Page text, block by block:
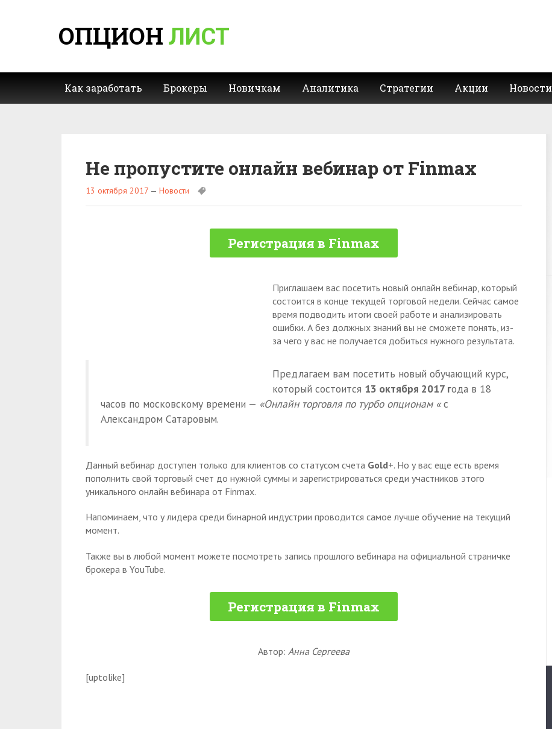
ОПЦИОН ЛИСТ
Как заработать Брокеры Новичкам Аналитика Стратегии Акции Новости
Не пропустите онлайн вебинар от Finmax
13 октября 2017 — Новости
Регистрация в Finmax
Приглашаем вас посетить новый онлайн вебинар, который
состоится в конце текущей торговой недели. Сейчас самое
время подводить итоги своей работе и анализировать
ошибки. А без должных знаний вы не сможете понять, из-
за чего у вас не получается добиться нужного результата.
Предлагаем вам посетить новый обучающий курс,
который состоится 13 октября 2017 года в 18
часов по московскому времени — «Онлайн торговля по турбо опционам «с
Александром Сатаровым.
Данный вебинар доступен только для клиентов со статусом счета Gold+. Но у вас еще есть время
пополнить свой торговый счет до нужной суммы и зарегистрироваться среди участников этого
уникального онлайн вебинара от Finmax.
Напоминаем, что у лидера среди бинарной индустрии проводится самое лучше обучение на текущий
момент.
Также вы в любой момент можете посмотреть запись прошлого вебинара на официальной страничке
брокера в YouTube.
Регистрация в Finmax
Автор: Анна Сергеева
[uptolike]